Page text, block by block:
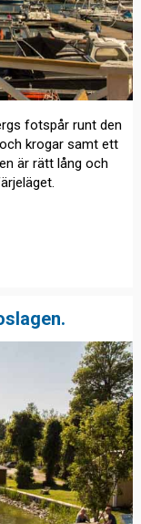
fotspår runt den
krogar samt ett
är rätt lång och